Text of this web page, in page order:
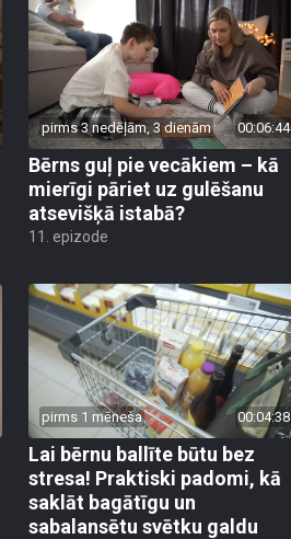
pirms 3 nedēļām, 3 dienām 00:06:44
Bērns guļ pie vecākiem – kā
mierīgi pāriet uz gulēšanu
atsevišķā istabā?
11. epizode
pirms 1 mēneša 00:04:38
Lai bērnu ballīte būtu bez
stresa! Praktiski padomi, kā
saklāt bagātīgu un
sabalansētu svētku galdu